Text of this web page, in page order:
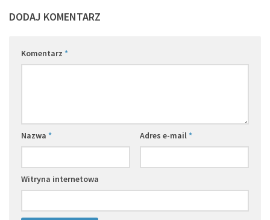
DODAJ KOMENTARZ
Komentarz *
Nazwa * Adres e-mail*
Witryna internetowa